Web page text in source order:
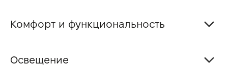
Комфорт и функциональность
Освещение